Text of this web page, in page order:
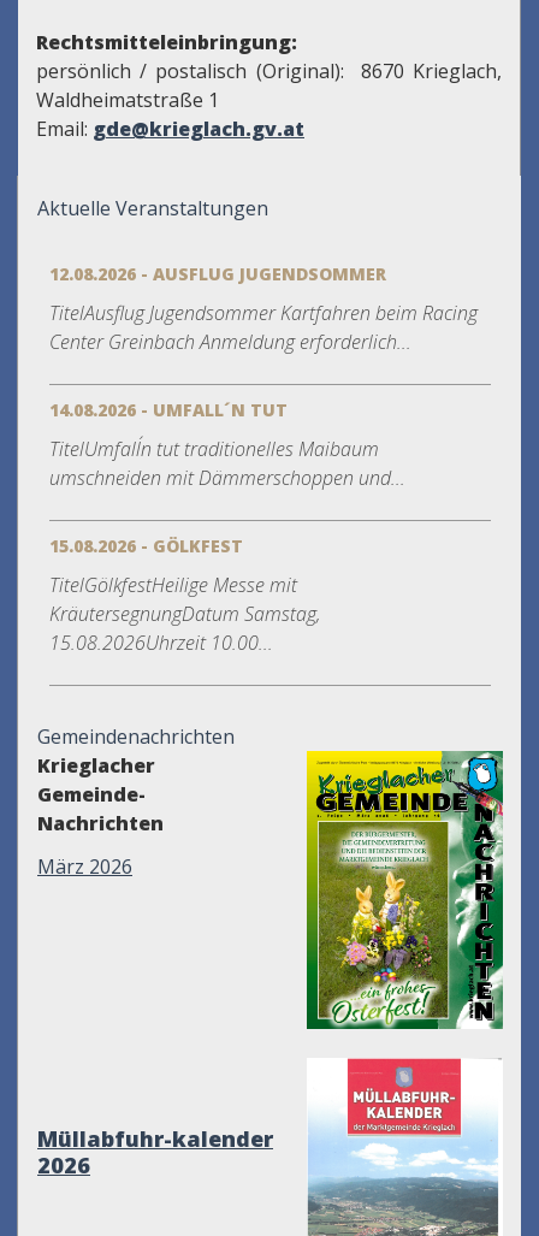
Rechtsmitteleinbringung:
persönlich / postalisch (Original): 8670 Krieglach,
Waldheimatstraße 1
Email: gde@krieglach.gv.at
Aktuelle Veranstaltungen
12.08.2026 - AUSFLUG JUGENDSOMMER
TitelAusflug Jugendsommer Kartfahren beim Racing
Center Greinbach Anmeldung erforderlich...
14.08.2026 - UMFALL´N TUT
TitelUmfall´n tut traditionelles Maibaum
umschneiden mit Dämmerschoppen und...
15.08.2026 - GÖLKFEST
TitelGölkfestHeilige Messe mit
KräutersegnungDatum Samstag,
15.08.2026Uhrzeit 10.00...
Gemeindenachrichten
Krieglacher
Gemeinde-
Nachrichten
März 2026
Müllabfuhr-kalender
2026